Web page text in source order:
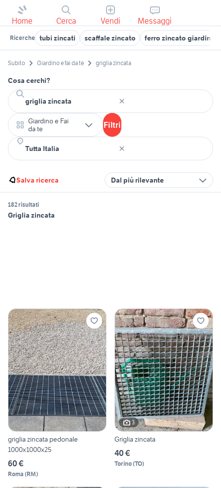
Home Cerca Vendi Messaggi
Ricerche tubi zincati scaffale zincato ferro zincato giardino
Subito Giardino e fai da te griglia zincata
Cosa cerchi?
Giardino e Fai
da te
Filtri
Salva ricerca Dal più rilevante
182 risultati
Griglia zincata
griglia zincata pedonale
1000x1000x25
60 €
Roma (RM)
3
Griglia zincata
40 €
Torino(TO)